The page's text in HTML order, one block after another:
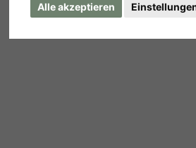
Alle akzeptieren